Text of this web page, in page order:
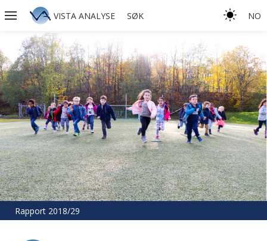
VISTA ANALYSE SØK NO
Rapport 2018/29